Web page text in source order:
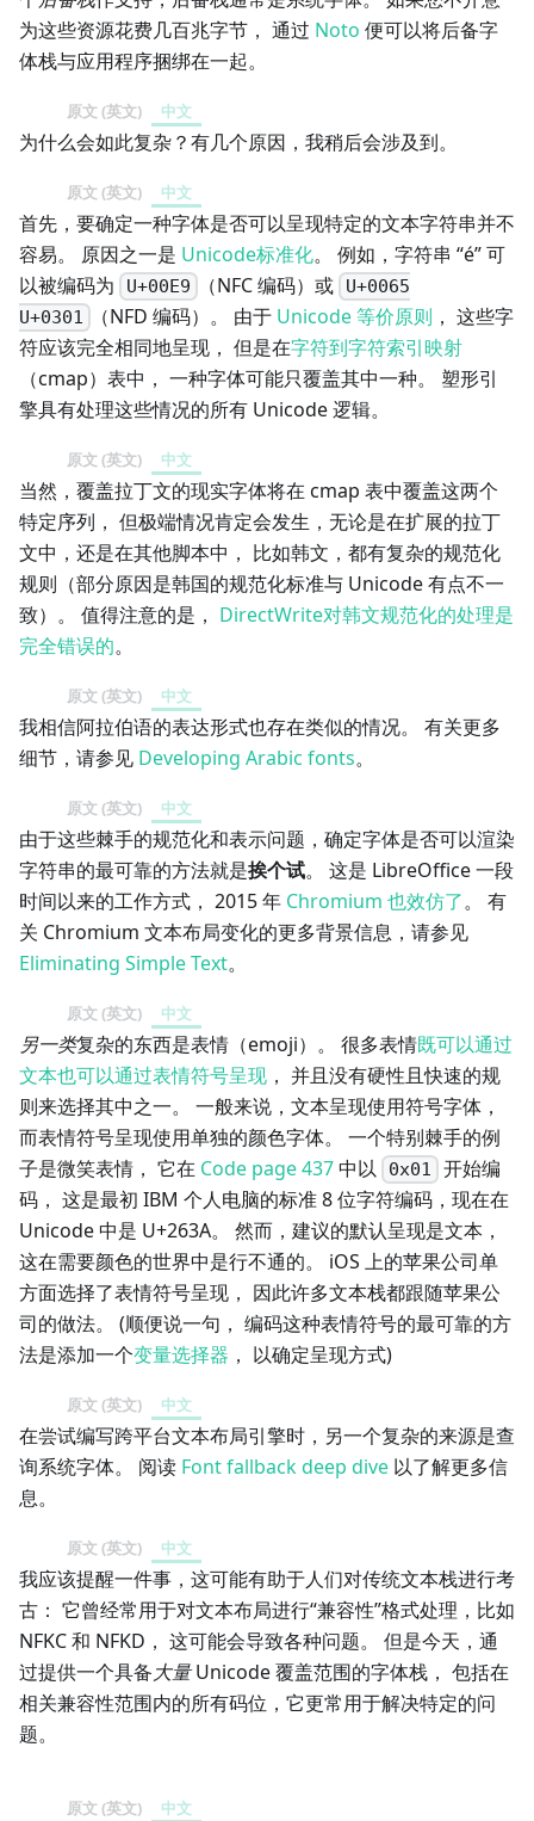
为这些资源花费几百兆字节， 通过 Noto 便可以将后备字
体栈与应用程序捆绑在一起。
原文 (英文) 中文
为什么会如此复杂？有几个原因，我稍后会涉及到。
原文 (英文) 中文
首先，要确定一种字体是否可以呈现特定的文本字符串并不
容易。 原因之一是 Unicode标准化。 例如，字符串 “é” 可
以被编码为
U+00E9 （NFC 编码）或
U+0065
U+0301
（NFD 编码）。 由于 Unicode 等价原则 ， 这些字
符应该完全相同地呈现， 但是在字符到字符索引映射
（cmap）表中， 一种字体可能只覆盖其中一种。 塑形引
擎具有处理这些情况的所有 Unicode 逻辑。
原文 (英文) 中文
当然，覆盖拉丁文的现实字体将在 cmap 表中覆盖这两个
特定序列， 但极端情况肯定会发生，无论是在扩展的拉丁
文中，还是在其他脚本中， 比如韩文，都有复杂的规范化
规则（部分原因是韩国的规范化标准与 Unicode 有点不一
致）。 值得注意的是， DirectWrite对韩文规范化的处理是
完全错误的。
原文 (英文) 中文
我相信阿拉伯语的表达形式也存在类似的情况。 有关更多
细节，请参见 Developing Arabic fonts。
原文 (英文) 中文
由于这些棘手的规范化和表示问题，确定字体是否可以渲染
字符串的最可靠的方法就是挨个试。 这是 LibreOffice 一段
时间以来的工作方式， 2015 年 Chromium 也效仿了。 有
关 Chromium 文本布局变化的更多背景信息，请参见
Eliminating Simple Text。
原文 (英文) 中文
另一类复杂的东西是表情（emoji）。 很多表情既可以通过
文本也可以通过表情符号呈现 ， 并且没有硬性且快速的规
则来选择其中之一。 一般来说，文本呈现使用符号字体，
而表情符号呈现使用单独的颜色字体。 一个特别棘手的例
子是微笑表情， 它在 Code page 437中以 0x01
开始编
码， 这是最初 IBM 个人电脑的标准 8 位字符编码，现在在
Unicode 中是 U+263A。 然而，建议的默认呈现是文本，
这在需要颜色的世界中是行不通的。 iOS 上的苹果公司单
方面选择了表情符号呈现， 因此许多文本栈都跟随苹果公
司的做法。 (顺便说一句， 编码这种表情符号的最可靠的方
法是添加一个变量选择器 ， 以确定呈现方式)
原文 (英文) 中文
在尝试编写跨平台文本布局引擎时，另一个复杂的来源是查
询系统字体。 阅读 Font fallback deep dive 以了解更多信
息。
原文 (英文) 中文
我应该提醒一件事，这可能有助于人们对传统文本栈进行考
古： 它曾经常用于对文本布局进行“兼容性”格式处理，比如
NFKC 和 NFKD， 这可能会导致各种问题。 但是今天，通
过提供一个具备大量Unicode 覆盖范围的字体栈， 包括在
相关兼容性范围内的所有码位，它更常用于解决特定的问
题。
原文 (英文) 中文